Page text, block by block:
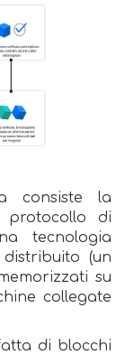
consiste la
protocollo di
tecnologia
(un
su
collegate
di blocchi